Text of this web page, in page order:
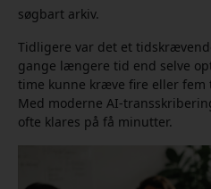
søgbart arkiv.
Tidligere var det et
gange længere tid end selve
time kunne kræve fire eller fem
Med moderne AI-
ofte klares på få minutter.